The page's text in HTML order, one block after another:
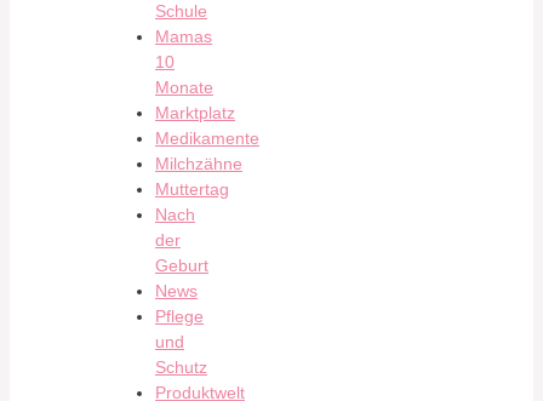
Schule
Mamas
10
Monate
Marktplatz
Medikamente
Milchzähne
Muttertag
Nach
der
Geburt
News
Pflege
und
Schutz
Produktwelt